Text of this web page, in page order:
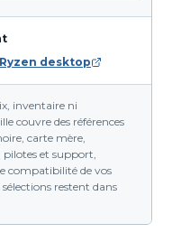
desktop
inventaire ni
couvre des références
carte mère,
pilotes et support,
compatibilité de vos
restent dans